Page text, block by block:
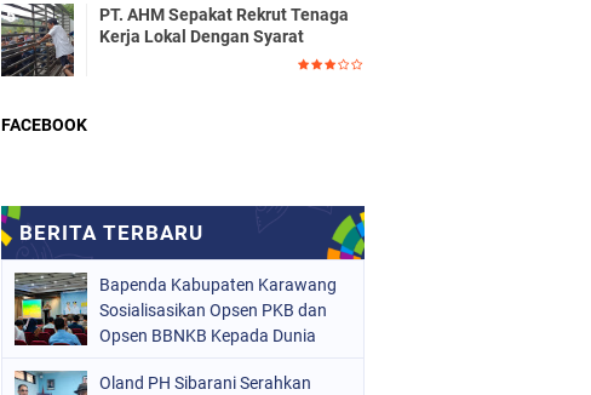
PT. AHM Sepakat Rekrut Tenaga
Kerja Lokal Dengan Syarat
FACEBOOK
Bapenda Kabupaten Karawang
Sosialisasikan Opsen PKB dan
Opsen BBNKB Kepada Dunia
Oland PH Sibarani Serahkan